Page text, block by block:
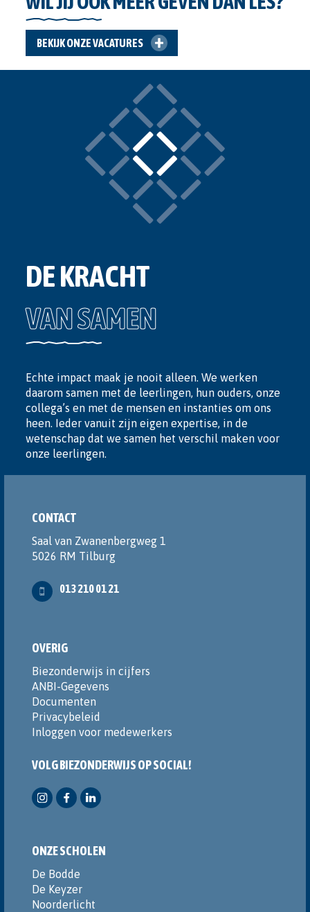
BEKIJK ONZE VACATURES
DE KRACHT
VAN SAMEN
Echte impact maak je nooit alleen. We werken
daarom samen met de leerlingen, hun ouders, onze
collega’s en met de mensen en instanties om ons
heen. Ieder vanuit zijn eigen expertise, in de
wetenschap dat we samen het verschil maken voor
onze leerlingen.
CONTACT
Saal van Zwanenbergweg 1
5026 RM Tilburg
013 210 01 21
OVERIG
Biezonderwijs in cijfers
ANBI-Gegevens
Documenten
Privacybeleid
Inloggen voor medewerkers
VOLG BIEZONDERWIJS OP SOCIAL!
ONZE SCHOLEN
De Bodde
De Keyzer
Noorderlicht